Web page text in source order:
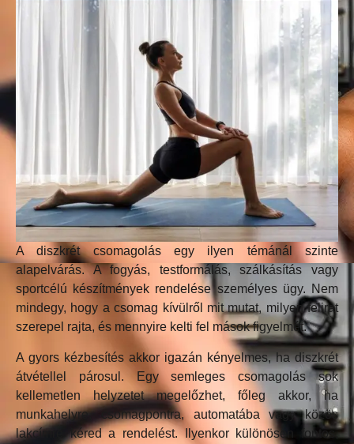
A diszkrét csomagolás egy ilyen témánál szinte
alapelvárás. A fogyás, testformálás, szálkásítás vagy
sportcélú készítmények rendelése személyes ügy. Nem
mindegy, hogy a csomag kívülről mit mutat, milyen felirat
szerepel rajta, és mennyire kelti fel mások figyelmét.
A gyors kézbesítés akkor igazán kényelmes, ha diszkrét
átvétellel párosul. Egy semleges csomagolás sok
kellemetlen helyzetet megelőzhet, főleg akkor, ha
munkahelyre, csomagpontra, automatába vagy közös
lakcímre kéred a rendelést. Ilyenkor különösen fontos,